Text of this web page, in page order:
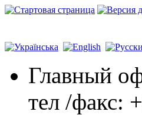
Главный
тел /факс: